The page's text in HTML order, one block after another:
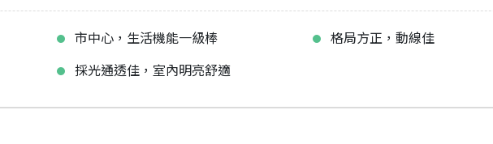
市中心，生活機能一級棒
格局方正，動線佳
採光通透佳，室內明亮舒適